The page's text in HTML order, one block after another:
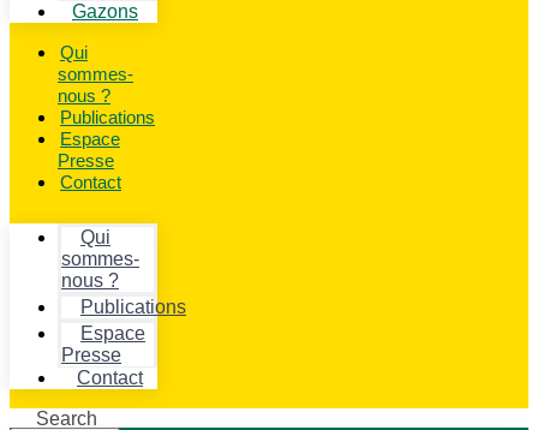
Gazons
Qui
sommes-
nous ?
Publications
Espace
Presse
Contact
Qui
sommes-
nous ?
Publications
Espace
Presse
Contact
Search